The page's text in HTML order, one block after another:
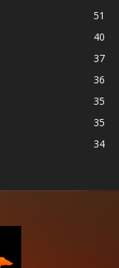
51
40
37
36
35
35
34